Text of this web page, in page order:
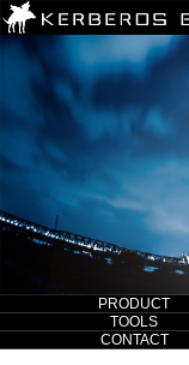
PRODUCT
TOOLS
CONTACT